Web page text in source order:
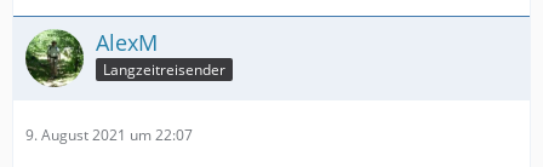
AlexM
Langzeitreisender
9. August 2021 um 22:07